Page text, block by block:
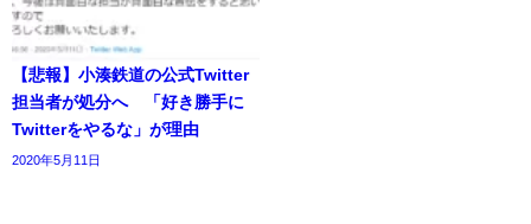
【悲報】小湊鉄道の公式Twitter
担当者が処分へ 「好き勝手に
Twitterをやるな」が理由
2020年5月11日